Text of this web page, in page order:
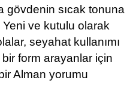
gövdenin sıcak tonuna
ve kutulu olarak
seyahat kullanımı
form arayanlar için
Alman yorumu